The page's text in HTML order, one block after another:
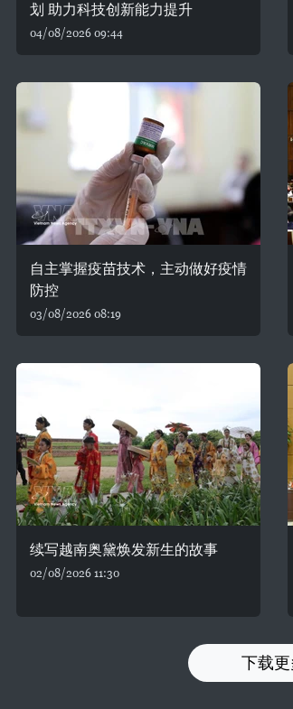
划 助力科技创新能力提升
04/08/2026 09:44
自主掌握疫苗技术，主动做好疫情
防控
03/08/2026 08:19
续写越南奥黛焕发新生的故事
02/08/2026 11:30
下载更